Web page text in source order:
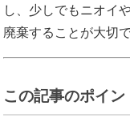
し、少しでもニオイ
廃棄することが大切で
この記事のポイン